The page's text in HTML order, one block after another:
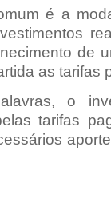
é a
de
as tarifas
o
tarifas